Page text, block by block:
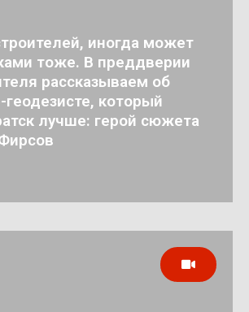
иногда может
тоже. В преддверии
рассказываем об
который
лучше: герой сюжета